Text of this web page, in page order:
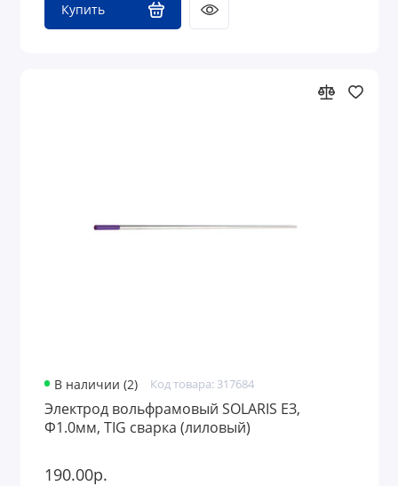
Купить
В наличии (2) Код товара: 317684
Электрод вольфрамовый SOLARIS ЕЗ,
Ф1.0мм, TIG сварка (лиловый)
190.00р.